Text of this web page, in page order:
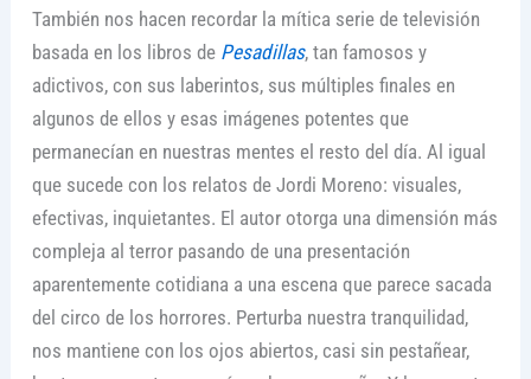
También nos hacen recordar la mítica serie de televisión
basada en los libros de Pesadillas, tan famosos y
adictivos, con sus laberintos, sus múltiples finales en
algunos de ellos y esas imágenes potentes que
permanecían en nuestras mentes el resto del día. Al igual
que sucede con los relatos de Jordi Moreno: visuales,
efectivas, inquietantes. El autor otorga una dimensión más
compleja al terror pasando de una presentación
aparentemente cotidiana a una escena que parece sacada
del circo de los horrores. Perturba nuestra tranquilidad,
nos mantiene con los ojos abiertos, casi sin pestañear,